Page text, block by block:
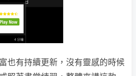
也有持續更新，沒有靈感的時候